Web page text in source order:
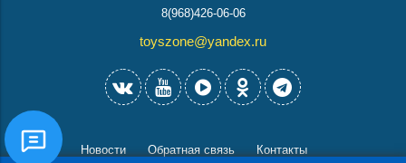
8(968)426-06-06
toyszone@yandex.ru
Новости Обратная связь Контакты